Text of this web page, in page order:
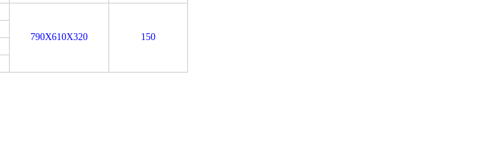
790X610X320 150